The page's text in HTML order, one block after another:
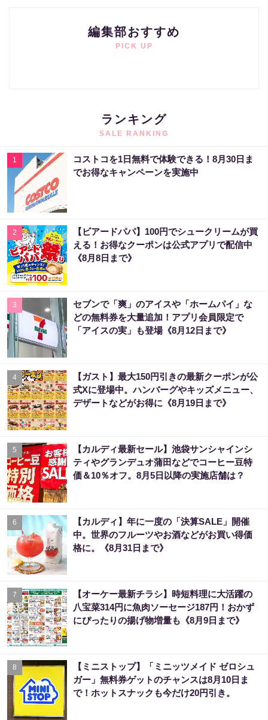
編集部おすすめ
PICK UP
ランキング
SALE RANKING
1
コストコを1日無料で体験できる！8月30日ま
でお得なキャンペーンを実施中
2
【ビアードパパ】100円でシュークリームが買
える！お得なクーポンは公式アプリで配信中
《8月8日まで》
3
セブンで「爽」のアイスや「ホームパイ」な
どの無料券を大量追加！アプリ会員限定で
「アイスの実」も登場《8月12日まで》
4
【ガスト】最大150円引きの最新クーポンが公
式Xに登場中。ハンバーグやキッズメニュー、
デザートなどがお得に《8月19日まで》
5
【カルディ最新セール】池袋サンシャインシ
ティやグランデュオ蒲田などでコーヒー豆特
価＆10％オフ。8月5日以降の実施店舗は？
6
【カルディ】年に一度の「決算SALE」開催
中。世界のフルーツやお酒などがお買い得価
格に。《8月31日まで》
7
【オーケー最新チラシ】時短料理に大活躍の
八宝菜314円に魚肉ソーセージ187円！おかず
にぴったりの揚げ物増量も《8月9日まで》
8
【ミニストップ】「ミニッツメイド ゼロシュ
ガー」無料券ゲットのチャンスは8月10日ま
で！ホットスナックも今だけ20円引き。